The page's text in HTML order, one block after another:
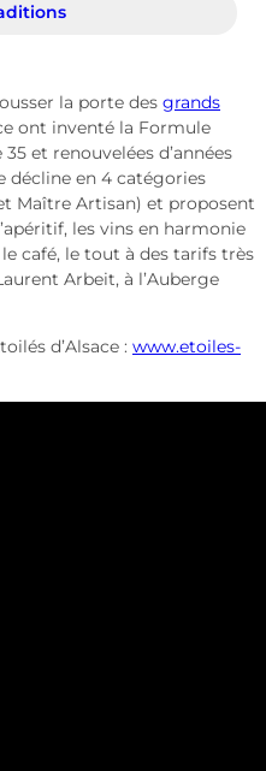
la porte des grands
ont inventé la Formule
et renouvelées d’années
décline en 4 catégories
Maître Artisan) et proposent
les vins en harmonie
café, le tout à des tarifs très
Arbeit, à l’Auberge
d’Alsace : www.etoiles-